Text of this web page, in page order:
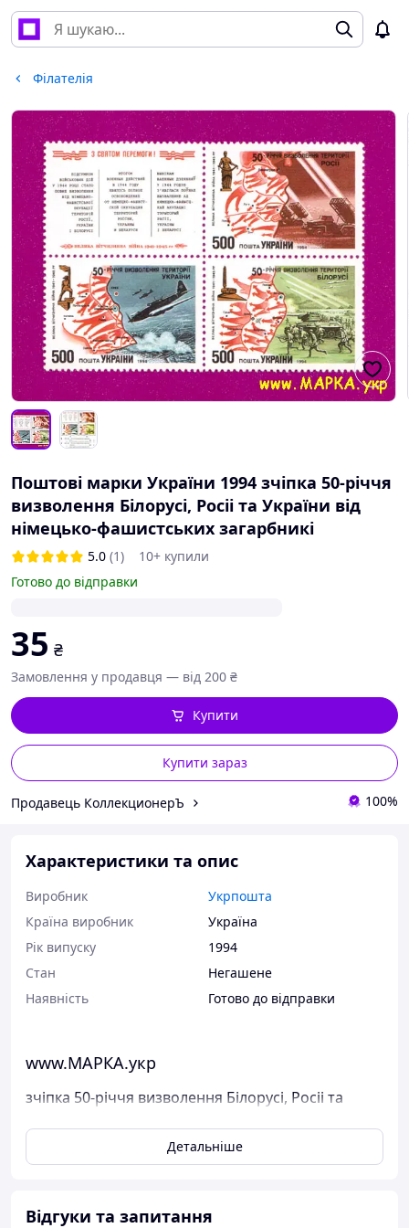
Філателія
Поштові марки України 1994 зчіпка 50-річчя
визволення Білорусі, Росіі та України від
німецько-фашистських загарбникі
5.0 (1)
10+ купили
Готово до відправки
35 ₴
Замовлення у продавця — від 200 ₴
Купити зараз
Купити
Продавець КоллекционерЪ 100%
Характеристики та опис
Виробник
Укрпошта
Країна виробник
Україна
Рік випуску
1994
Стан
Негашене
Наявність
Готово до відправки
www.МАРКА.укр
зчіпка 50-річчя визволення Білорусі, Росіі та
Поштові марки УкраїниДетальніше
Відгуки та запитання